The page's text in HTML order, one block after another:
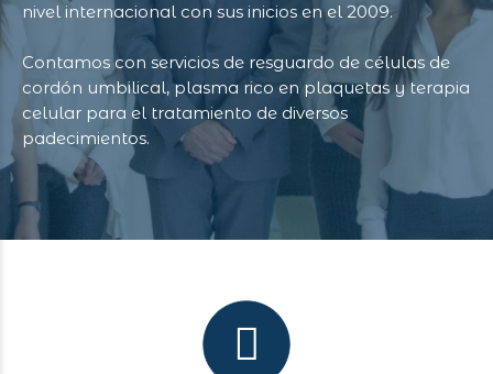
nivel internacional con sus inicios en el 2009.
Contamos con servicios de resguardo de células de
cordón umbilical, plasma rico en plaquetas y terapia
celular para el tratamiento de diversos
padecimientos.